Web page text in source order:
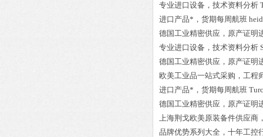
专业进口设备，技术资料分析
进口产品*，货期每周航班
德国工业精密供应，原产证明
专业进口设备，技术资料分析
德国工业精密供应，原产证明
欧美工业品一站式采购，工程
进口产品*，货期每周航班
德国工业精密供应，原产证明
上海荆戈欧美原装备件供应商
品牌优势系列大全，十年工控